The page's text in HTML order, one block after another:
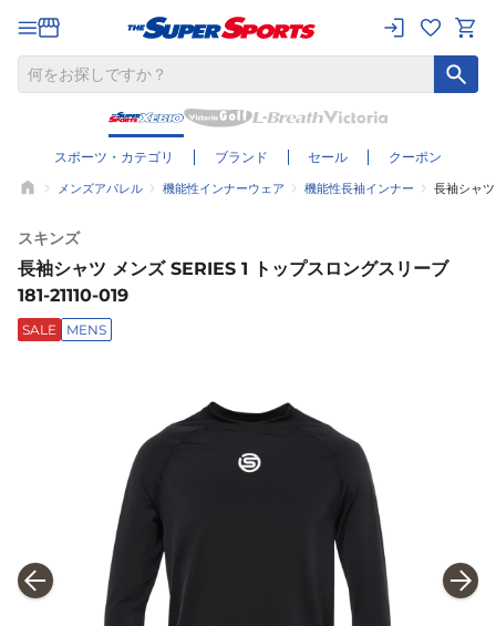
スポーツ・カテゴリ ブランド セール クーポン
メンズアパレル 機能性インナーウェア 機能性長袖インナー 長袖シャ
スキンズ
長袖シャツ メンズ SERIES 1 トップスロングスリーブ
181-21110-019
SALE MENS